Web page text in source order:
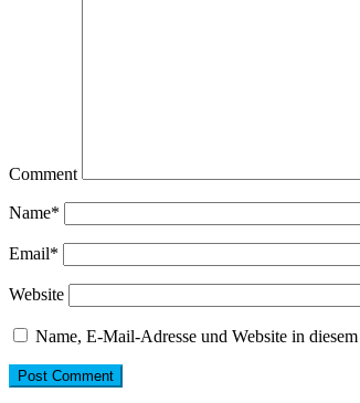
Comment
Name*
Email*
Website
Name, E-Mail-Adresse und Website in